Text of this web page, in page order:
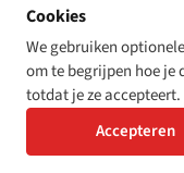
schadevergoeding
ander rechtsmiddel
Schadevergoeding
voor
meest relevant in
vermogensschade
Cookies
We gebruiken
om te begrijpen hoe je
totdat je ze
Accepteren